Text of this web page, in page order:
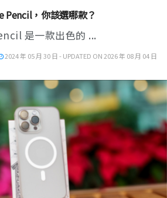
Pencil，你該選哪款？
是一款出色的 ...
2024 年 05 月 30 日 - UPDATED ON 2026 年 08 月 04 日